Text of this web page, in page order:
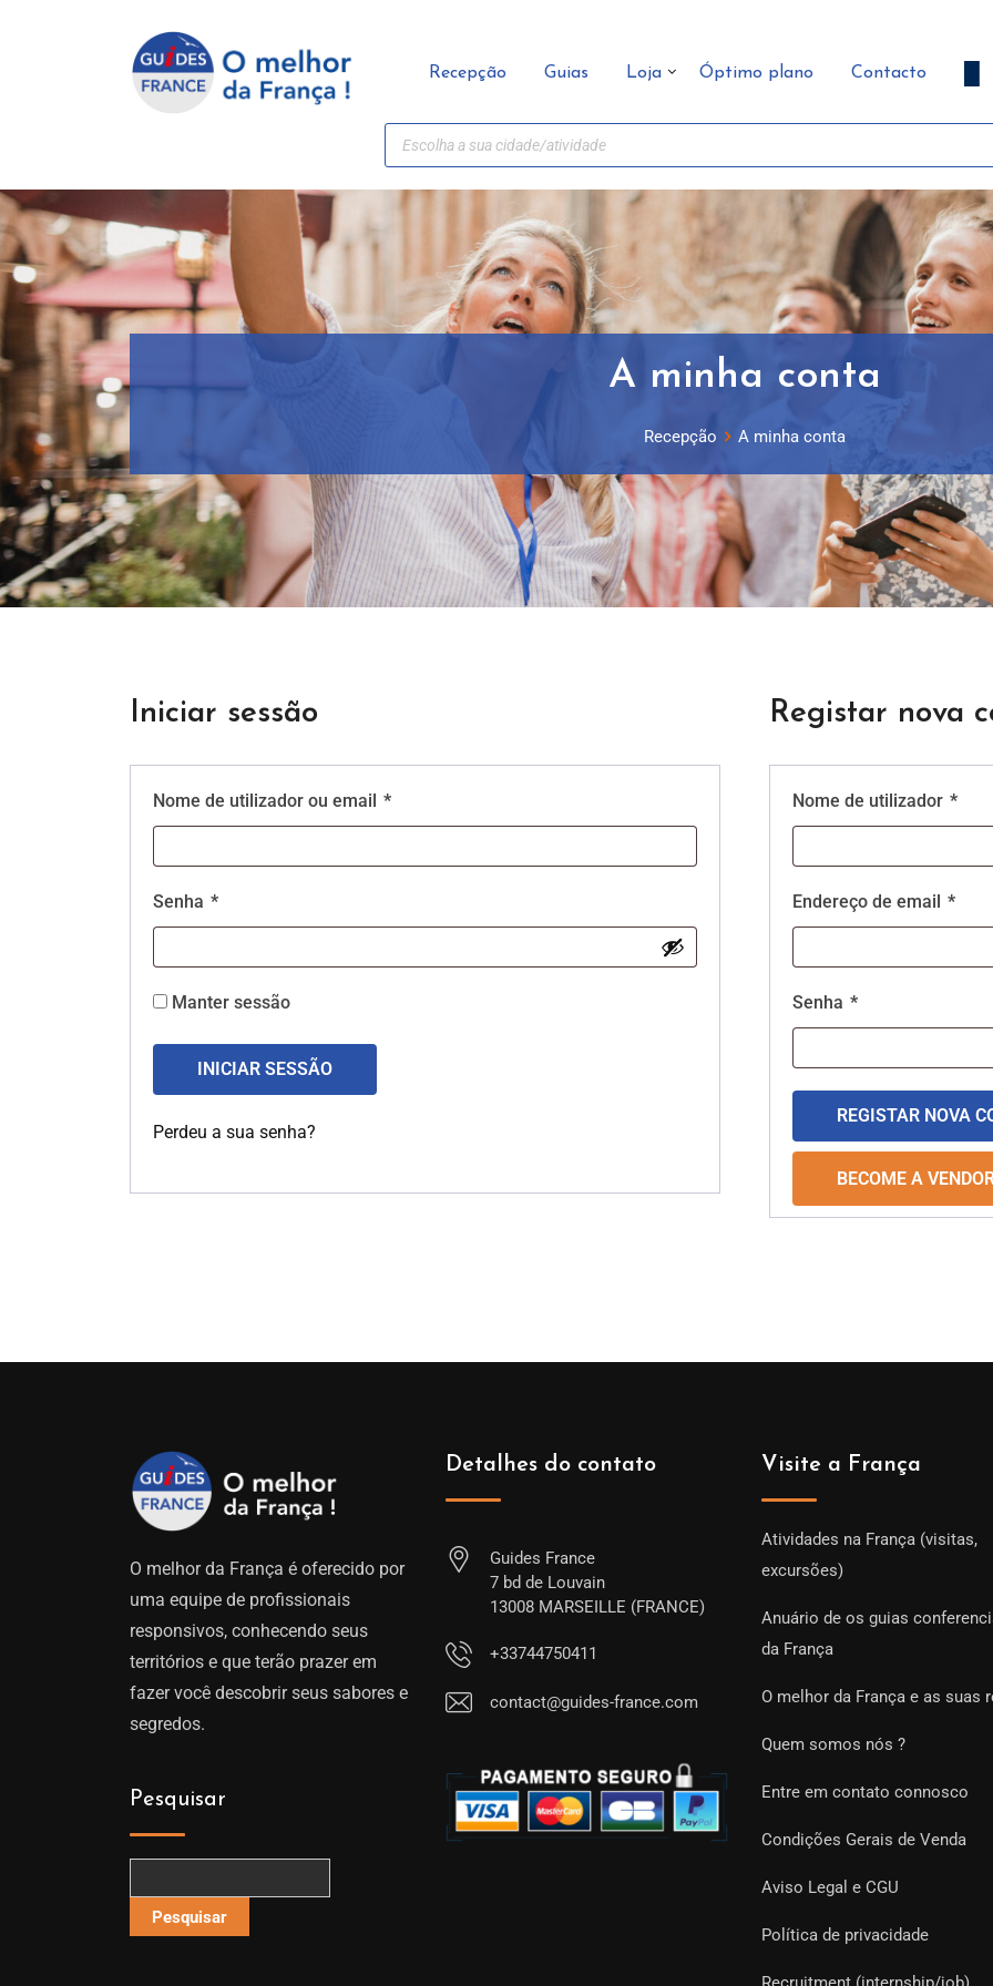
Recepção Guias Loja Óptimo plano Contacto
A minha conta
Recepção A minha conta
Iniciar sessão
Nome de utilizador ou email *
Senha *
Manter sessão
INICIAR SESSÃO
Perdeu a sua senha?
Registar nova
Nome de utilizador *
Endereço de email *
Senha *
REGISTAR NOVA
BECOME A
O melhor da França é oferecido por
uma equipe de profissionais
responsivos, conhecendo seus
territórios e que terão prazer em
fazer você descobrir seus sabores e
segredos.
Pesquisar
Pesquisar
Detalhes do contato
Guides France
7 bd de Louvain
13008 MARSEILLE (FRANCE)
+33744750411
contact@guides-france.com
Visite a França
Atividades na França (visitas,
excursões)
Anuário de os guias
da França
O melhor da França e as suas
Quem somos nós ?
Entre em contato connosco
Condições Gerais de Venda
Aviso Legal e CGU
Política de privacidade